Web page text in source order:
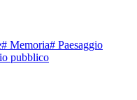
# Memoria# Paesaggio
pubblico